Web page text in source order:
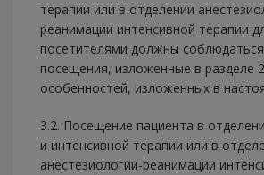
терапии или в отделении
реанимации интенсивной терапии
посетителями должны
посещения, изложенные в разделе
особенностей, изложенных в
3.2. Посещение пациента в
и интенсивной терапии или в
анестезиологии-реанимации